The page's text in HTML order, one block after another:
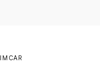
IMCAR